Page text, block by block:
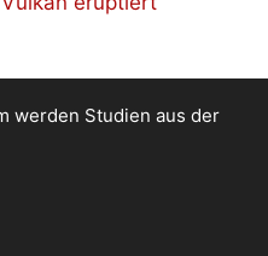
werden Studien aus der